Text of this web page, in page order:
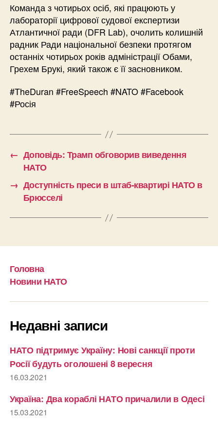
Команда з чотирьох осіб, які працюють у
лабораторії цифрової судової експертизи
Атлантичної ради (DFR Lab), очолить колишній
радник Ради національної безпеки протягом
останніх чотирьох років адміністрації Обами,
Грехем Брукі, який також є її засновником.
#TheDuran #FreeSpeech #NATO #Facebook
#Росія
← Доповідь: Трамп обговорив виведення
НАТО
→ Доступність преси в штаб-квартирі НАТО в
Брюсселі
Головна
Новини НАТО
Недавні записи
НАТО підтримує Україну: Нові санкції проти
Росії будуть оголошені 8 вересня
16.03.2021
Україна: Два кораблі НАТО причалили в Одесі
15.03.2021